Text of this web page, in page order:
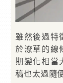
雖然後過特
於潦草的線
期變化相當
稿也太過隨